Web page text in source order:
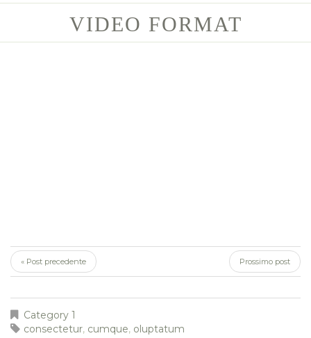
VIDEO FORMAT
« Post precedente Prossimo post
Category 1
consectetur, cumque, oluptatum